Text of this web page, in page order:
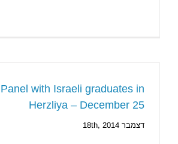
with Israeli graduates in
Herzliya – December 25
דצמבר 18th, 2014